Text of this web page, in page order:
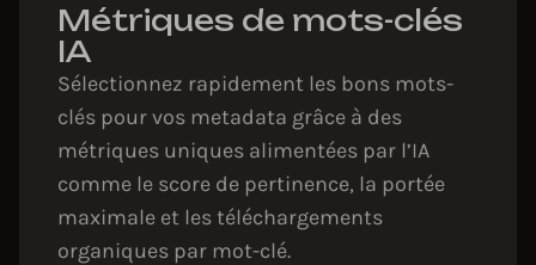
Métriques de mots-clés
IA
Sélectionnez rapidement les bons mots-
clés pour vos metadata grâce à des
métriques uniques alimentées par l’IA
comme le score de pertinence, la portée
maximale et les téléchargements
organiques par mot-clé.